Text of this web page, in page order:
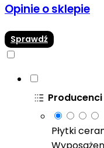
Opinie o sklepie
Sprawdź
Producenci
Płytki